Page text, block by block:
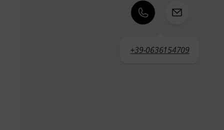
+39-0636154709